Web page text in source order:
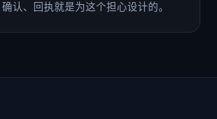
认、回执就是为这个担心设计的。